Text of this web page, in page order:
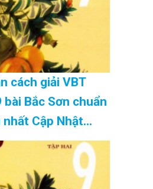
cách giải VBT
bài Bắc Sơn chuẩn
Cập Nhật